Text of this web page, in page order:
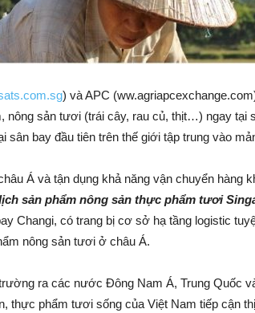
) và APC
nông sản tươi (trái cây, rau củ, thịt…) ngay tại
sân bay đầu tiên trên thế giới tập trung vào
Á và tận dụng khả năng vận chuyển hàng
sản phẩm nông sản thực phẩm tươi
Changi, có trang bị cơ sở hạ tầng logistic
nông sản tươi ở châu Á.
ra các nước Đông Nam Á, Trung Quốc
thực phẩm tươi sống của Việt Nam tiếp cận